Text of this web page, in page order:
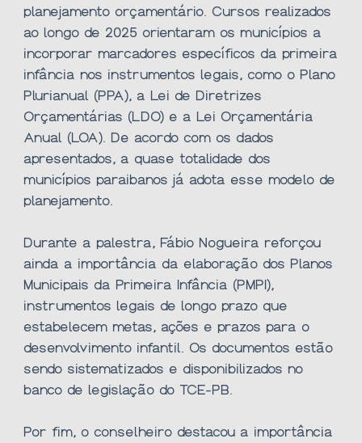
planejamento orçamentário. Cursos realizados
ao longo de 2025 orientaram os municípios a
incorporar marcadores específicos da primeira
infância nos instrumentos legais, como o Plano
Plurianual (PPA), a Lei de Diretrizes
Orçamentárias (LDO) e a Lei Orçamentária
Anual (LOA). De acordo com os dados
apresentados, a quase totalidade dos
municípios paraibanos já adota esse modelo de
planejamento.
Durante a palestra, Fábio Nogueira reforçou
ainda a importância da elaboração dos Planos
Municipais da Primeira Infância (PMPI),
instrumentos legais de longo prazo que
estabelecem metas, ações e prazos para o
desenvolvimento infantil. Os documentos estão
sendo sistematizados e disponibilizados no
banco de legislação do TCE-PB.
Por fim, o conselheiro destacou a importância